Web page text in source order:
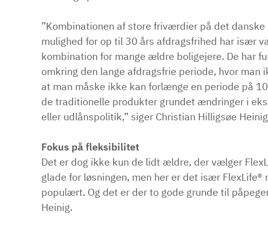
”Kombinationen af store friværdier på det
mulighed for op til 30 års afdragsfrihed har især
kombination for mange ældre boligejere. De har
omkring den lange afdragsfrie periode, hvor man
at man måske ikke kan forlænge en periode på
de traditionelle produkter grundet ændringer i
eller udlånspolitik,” siger Christian Hilligsøe
Fokus på fleksibilitet
Det er dog ikke kun de lidt ældre, der vælger
glade for løsningen, men her er det især FlexLife®
populært. Og det er der to gode grunde til
Heinig.